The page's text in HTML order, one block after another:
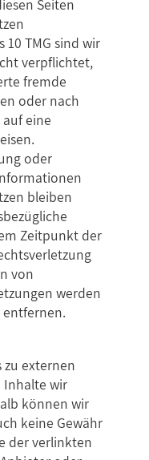
Seiten
TMG sind wir
verpflichtet,
fremde
oder nach
eine
oder
bleiben
Zeitpunkt der
von
werden
zu externen
Inhalte wir
können wir
keine Gewähr
der verlinkten